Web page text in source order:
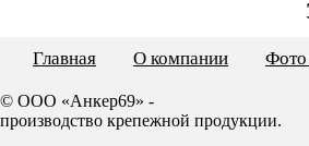
Главная О компании Фото
© ООО «Анкер69» -
производство крепежной продукции.